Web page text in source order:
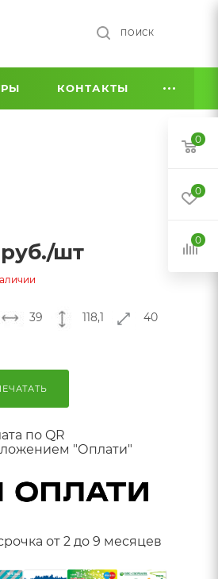
ПОИСК
КОНТАКТЫ
руб./шт
39 118,1 40
по QR
"Оплати"
от 2 до 9 месяцев
0
0
0